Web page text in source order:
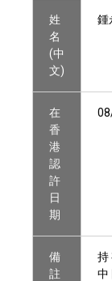
姓
名
(中
文)
鍾
在
香
港
認
許
日
期
備
註
持
中